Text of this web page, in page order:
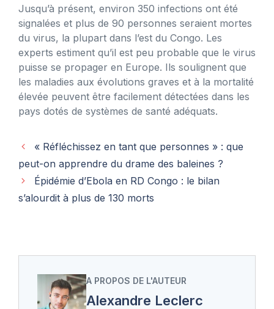
Jusqu’à présent, environ 350 infections ont été
signalées et plus de 90 personnes seraient mortes
du virus, la plupart dans l’est du Congo. Les
experts estiment qu’il est peu probable que le virus
puisse se propager en Europe. Ils soulignent que
les maladies aux évolutions graves et à la mortalité
élevée peuvent être facilement détectées dans les
pays dotés de systèmes de santé adéquats.
« Réfléchissez en tant que personnes » : que
peut-on apprendre du drame des baleines ?
Épidémie d’Ebola en RD Congo : le bilan
s’alourdit à plus de 130 morts
A PROPOS DE L'AUTEUR
Alexandre Leclerc